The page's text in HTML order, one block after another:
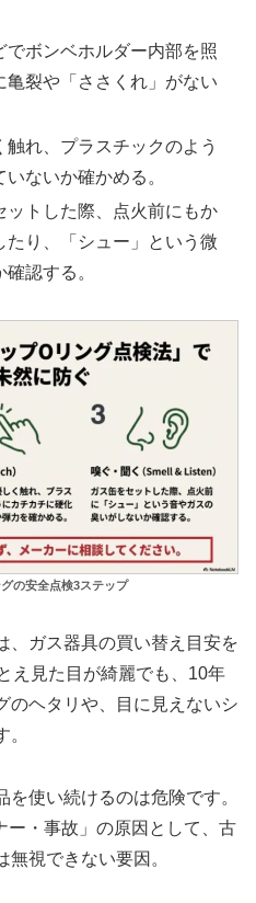
でボンベホルダー内部を照
亀裂や「ささくれ」がない
れ、プラスチックのよう
ないか確かめる。
ットした際、点火前にもか
り、「シュー」という微
認する。
の安全点検3ステップ
、ガス器具の買い替え目安を
え見た目が綺麗でも、10年
のヘタリや、目に見えないシ
を使い続けるのは危険です。
ー・事故」の原因として、古
視できない要因。